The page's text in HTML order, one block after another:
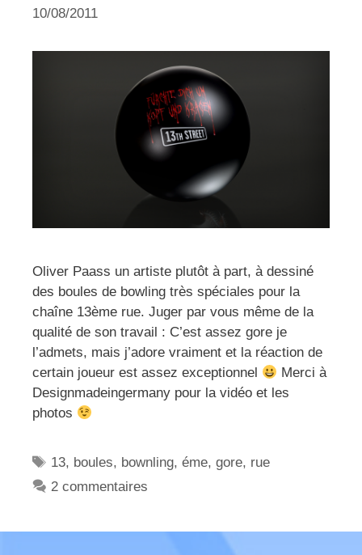
10/08/2011
Oliver Paass un artiste plutôt à part, à dessiné
des boules de bowling très spéciales pour la
chaîne 13ème rue. Juger par vous même de la
qualité de son travail : C’est assez gore je
l’admets, mais j’adore vraiment et la réaction de
certain joueur est assez exceptionnel
Merci à
Designmadeingermany pour la vidéo et les
photos
Étiquettes
13, boules, bownling,éme,gore, rue
2 commentaires